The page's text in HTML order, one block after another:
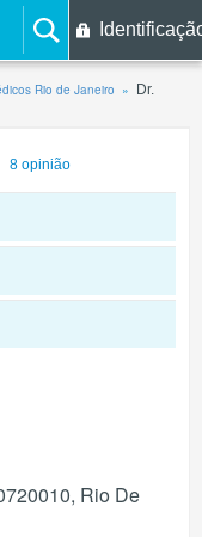
Rio de Janeiro
Dr.
8 opinião
Rio De